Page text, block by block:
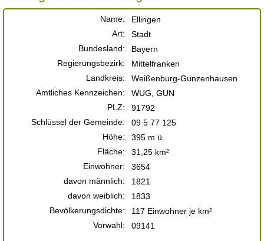
Name:
Ellingen
Art:
Stadt
Bundesland:
Bayern
Regierungsbezirk:
Mittelfranken
Landkreis:
Weißenburg-Gunzenhausen
Amtliches Kennzeichen:
WUG, GUN
PLZ:
91792
Schlüssel der Gemeinde:
09 5 77 125
Höhe:
395 m ü.
Fläche:
31,25 km²
Einwohner:
3654
davon männlich:
1821
davon weiblich:
1833
Bevölkerungsdichte:
117 Einwohner je km²
Vorwahl:
09141